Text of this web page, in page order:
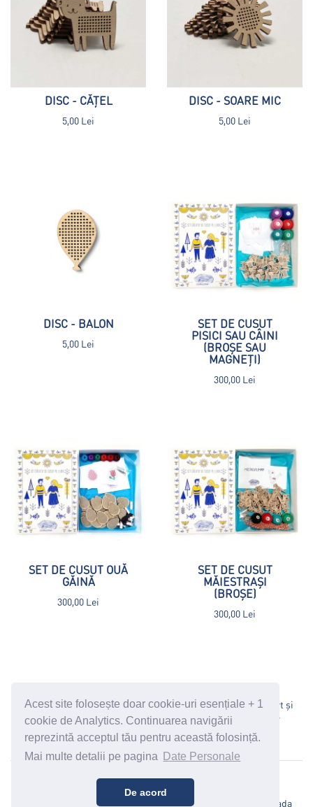
Acest site folosește doar cookie-uri esențiale + 1
cookie de Analytics. Continuarea navigării
reprezintă acceptul tău pentru această folosință.
Mai multe detalii pe pagina
Date Personale
De acord
DISC - CĂȚEL
5,00 Lei
DISC - SOARE MIC
5,00 Lei
DISC - BALON
5,00 Lei
SET DE CUSUT
PISICI SAU CÂINI
(BROȘE SAU
MAGNEȚI)
300,00 Lei
SET DE CUSUT OUĂ
GĂINĂ
300,00 Lei
SET DE CUSUT
MĂIESTRAȘI
(BROȘE)
300,00 Lei
Politică Date Personale Termeni și Condiții
Transport și
Modalități de Plată
Oferta Corporate
Politica de retur
suport@cosanzeana.ro
Cosanzeana © 2026
Cufărul Cosânzenei SRL, CIF 36250148 RC J 15/685/2016, Strada